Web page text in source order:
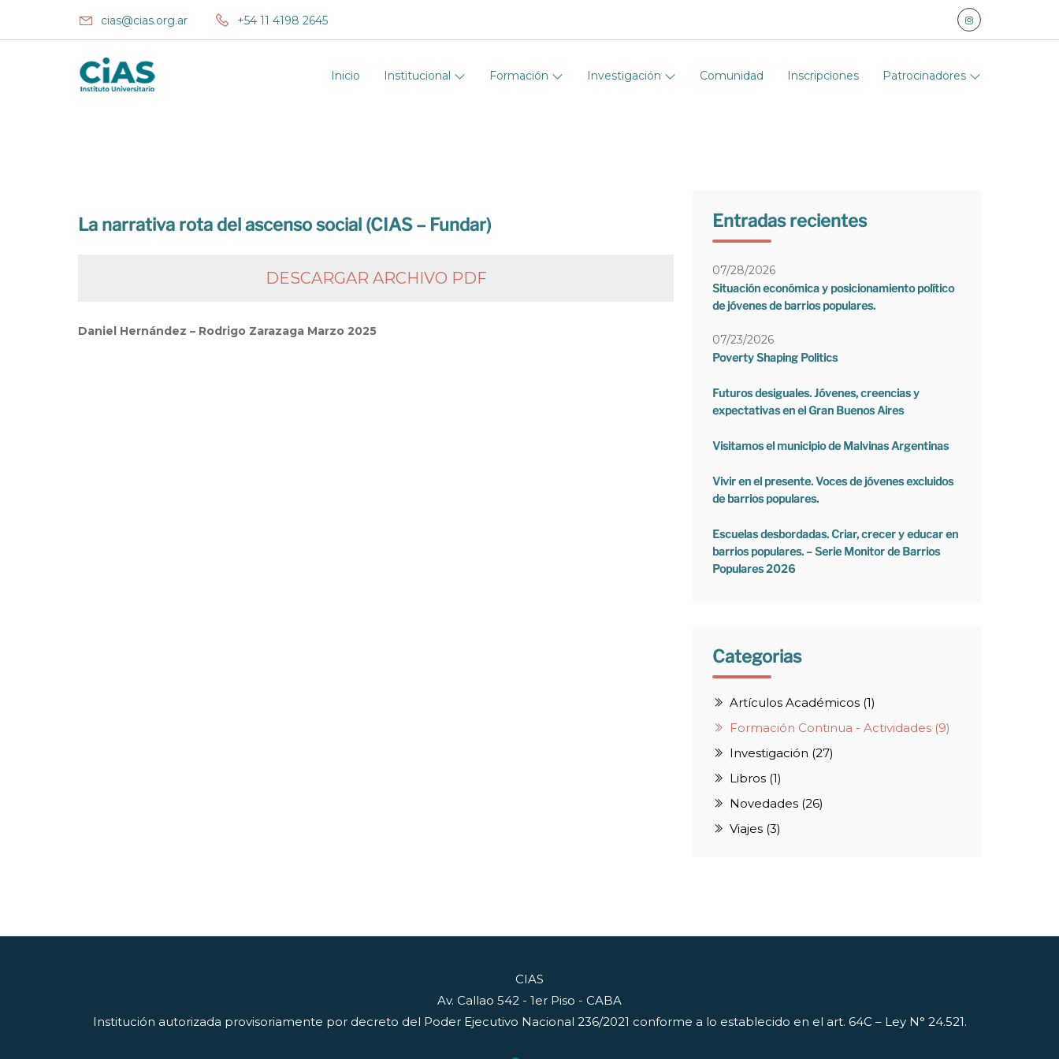
cias@cias.org.ar +54 11 4198 2645
Inicio Institucional Formación Investigación Comunidad Inscripciones Patrocinadores
La narrativa rota del ascenso social (CIAS – Fundar)
DESCARGAR ARCHIVO PDF
Daniel Hernández – Rodrigo Zarazaga Marzo 2025
Entradas recientes
07/28/2026
Situación económica y posicionamiento político
de jóvenes de barrios populares.
07/23/2026
Poverty Shaping Politics
Futuros desiguales. Jóvenes, creencias y
expectativas en el Gran Buenos Aires
Visitamos el municipio de Malvinas Argentinas
Vivir en el presente. Voces de jóvenes excluidos
de barrios populares.
Escuelas desbordadas. Criar, crecer y educar en
barrios populares. – Serie Monitor de Barrios
Populares 2026
Categorias
Artículos Académicos (1)
Formación Continua - Actividades (9)
Investigación (27)
Libros (1)
Novedades (26)
Viajes (3)
CIAS
Av. Callao 542 - 1er Piso - CABA
Institución autorizada provisoriamente por decreto del Poder Ejecutivo Nacional 236/2021 conforme a lo establecido en el art. 64C – Ley N° 24.521.